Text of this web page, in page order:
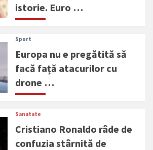
istorie. Euro …
Sport
Europa nu e pregătită să
facă față atacurilor cu
drone …
Sanatate
Cristiano Ronaldo râde de
confuzia stârnită de